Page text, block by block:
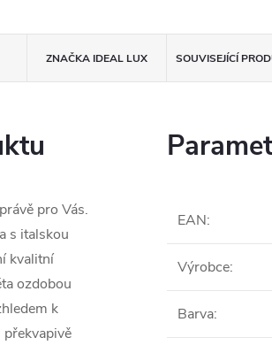
ZNAČKA IDEAL LUX SOUVISEJÍCÍ
pro Vás.
s italskou
kvalitní
ozdobou
k
EAN:
Výrobce:
Barva: